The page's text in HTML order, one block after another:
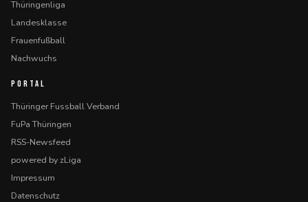
Thüringenliga
Landesklasse
Frauenfußball
Nachwuchs
PORTAL
Thüringer Fussball Verband
FuPa Thüringen
RSS-Newsfeed
powered by zLiga
Impressum
Datenschutz